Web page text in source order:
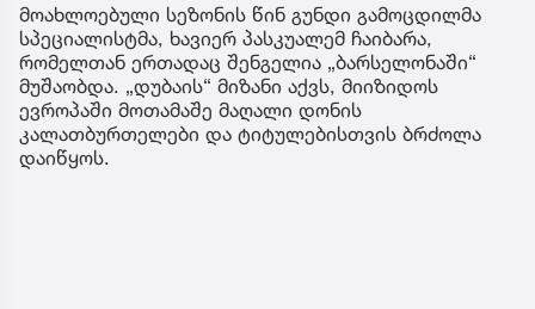
მოახლოებული სეზონის წინ გუნდი გამოცდილმა
სპეციალისტმა, ხავიერ პასკუალემ ჩაიბარა,
რომელთან ერთადაც შენგელია „ბარსელონაში“
მუშაობდა. „დუბაის“ მიზანი აქვს, მიიზიდოს
ევროპაში მოთამაშე მაღალი დონის
კალათბურთელები და ტიტულებისთვის ბრძოლა
დაიწყოს.